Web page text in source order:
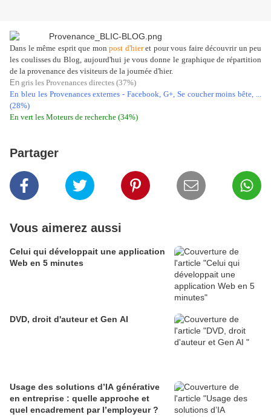
Dans le même esprit que mon post d'hieret pour vous faire découvrir un peu
les coulisses du Blog, aujourd'hui je vous donne le graphique de répartition
de la provenance des visiteurs de la journée d'hier.
En gris les Provenances directes (37%)
En bleu les Provenances externes - Facebook, G+, Se coucher moins bête, ...
(28%)
En vert les Moteurs de recherche (34%)
Partager
Vous aimerez aussi
Celui qui développait une application
Web en 5 minutes
DVD, droit d'auteur et Gen AI
Usage des solutions d’IA générative
en entreprise : quelle approche et
quel encadrement par l’employeur ?